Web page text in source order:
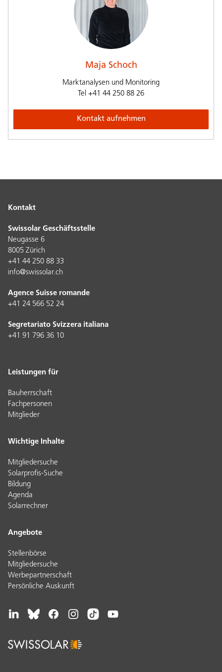
Maja Schoch
Marktanalysen und Monitoring
Tel +41 44 250 88 26
Kontakt aufnehmen
Kontakt
Swissolar Geschäftsstelle
Neugasse 6
8005 Zürich
+41 44 250 88 33
info@swissolar.ch
Agence Suisse romande
+41 24 566 52 24
Segretariato Svizzera italiana
+41 91 796 36 10
Leistungen für
Bauherrschaft
Fachpersonen
Mitglieder
Wichtige Inhalte
Mitgliedersuche
Solarprofis-Suche
Bildung
Agenda
Solarrechner
Angebote
Stellenbörse
Mitgliedersuche
Werbepartnerschaft
Persönliche Auskunft